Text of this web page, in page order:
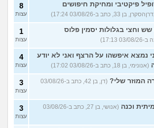
פיקטיבי ומחיקת חיפושים
בן 33, כתב ב-03/08/26 17:24)
8
עצות
וחצי בגלולות יסמין פלוס 1
עצות
נמצא איפשהו על הרצף ואני לא יודע
(אנונימי, בן 18, כתב ב-03/08/26 17:02)
4
עצות
המוזר שלי?
(דן, בן 42, כתב ב-03/08/26
3
עצות
וכנה
(אנושי, בן 27, כתב ב-03/08/26
3
עצות